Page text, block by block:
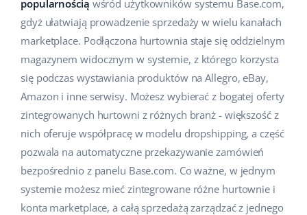
Sprzedaż na marketplace
Automatyzacja procesów
Zarządzanie wysyłką
Automatyzacja cen
AI dla e-commerce
Obsługa klienta
Dom i ogród
Dziecko
Elektronika
Motoryzacja
Supermarket
Zdrowie i uroda
Moda
Pomoc
Akademia
Blog
Usługi
Wdrożenia systemu
Konsultacje i szkolenia
Audyt konta
english (US)
english (GB)
english (IN)
deutsch
Ελληνικά
español (AR)
popularnością wśród użytkowników systemu Base.com,
gdyż ułatwiają prowadzenie sprzedaży w wielu kanałach
marketplace. Podłączona hurtownia staje się oddzielnym
magazynem widocznym w systemie, z którego korzysta
się podczas wystawiania produktów na Allegro, eBay,
Amazon i inne serwisy. Możesz wybierać z bogatej oferty
zintegrowanych hurtowni z różnych branż - większość z
nich oferuje współpracę w modelu dropshipping, a część
pozwala na automatyczne przekazywanie zamówień
bezpośrednio z panelu Base.com. Co ważne, w jednym
systemie możesz mieć zintegrowane różne hurtownie i
konta marketplace, a całą sprzedażą zarządzać z jednego